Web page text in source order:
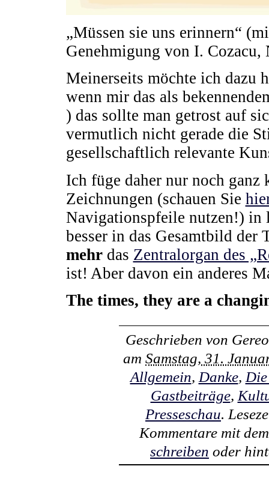
„Müssen sie uns erinnern“
Genehmigung von I. Cozacu,
Meinerseits möchte ich dazu
wenn mir das als
) das sollte man getrost auf
vermutlich nicht gerade die
gesellschaftlich relevante
Ich füge daher nur noch ganz
Zeichnungen (schauen Sie
Navigationspfeile nutzen!) in
besser in das Gesamtbild
mehrdas Zentralorgan des
ist! Aber davon ein anderes
The times, they are a
Geschrieben von
am Samstag, 31.
Allgemein, Danke,
Gastbeiträge,
Presseschau.
Kommentare mit
schreiben oder